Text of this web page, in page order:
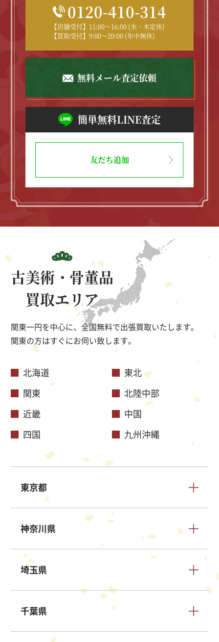
0120-410-314
【店舗受付】11:00～16:00 (水・木定休)
【買取受付】9:00～20:00 (年中無休)
無料メール査定依頼
簡単無料LINE査定
友だち追加
古美術・骨董品
買取エリア
関東一円を中心に、全国無料で出張買取いたします。
関東の方はすぐにお伺い致します。
北海道
東北
関東
北陸中部
近畿
中国
四国
九州沖縄
東京都
神奈川県
埼玉県
千葉県